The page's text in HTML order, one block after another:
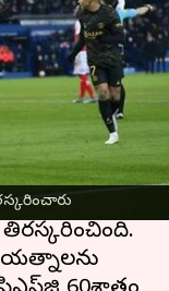
am
సెయింట్
మ్యాచ్ 1-1తో
నిమిషంలో
జర్మన్‌కు